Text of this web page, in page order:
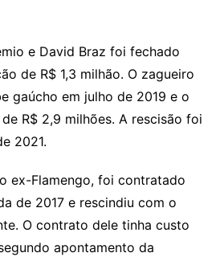
e David Braz foi fechado
de R$ 1,3 milhão. O zagueiro
gaúcho em julho de 2019 e o
R$ 2,9 milhões. A rescisão foi
2021.
ex-Flamengo, foi contratado
de 2017 e rescindiu com o
O contrato dele tinha custo
apontamento da